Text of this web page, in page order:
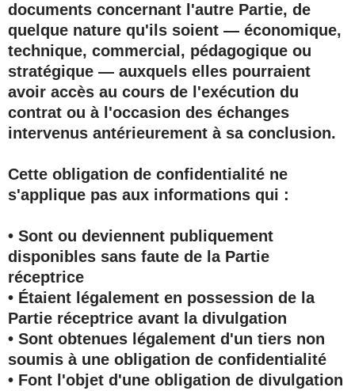
documents concernant l'autre Partie, de
quelque nature qu'ils soient — économique,
technique, commercial, pédagogique ou
stratégique — auxquels elles pourraient
avoir accès au cours de l'exécution du
contrat ou à l'occasion des échanges
intervenus antérieurement à sa conclusion.
Cette obligation de confidentialité ne
s'applique pas aux informations qui :
• Sont ou deviennent publiquement
disponibles sans faute de la Partie
réceptrice
• Étaient légalement en possession de la
Partie réceptrice avant la divulgation
• Sont obtenues légalement d'un tiers non
soumis à une obligation de confidentialité
• Font l'objet d'une obligation de divulgation